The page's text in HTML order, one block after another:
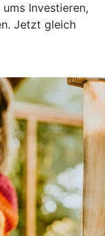
Investieren,
Jetzt gleich